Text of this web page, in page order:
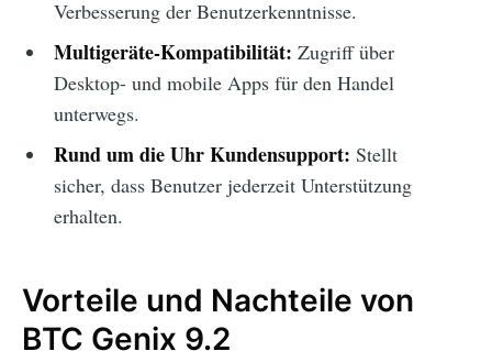
Verbesserung der Benutzerkenntnisse.
Multigeräte-Kompatibilität: Zugriff über
Desktop- und mobile Apps für den Handel
unterwegs.
Rund um die Uhr Kundensupport: Stellt
sicher, dass Benutzer jederzeit Unterstützung
erhalten.
Vorteile und Nachteile von
BTC Genix 9.2